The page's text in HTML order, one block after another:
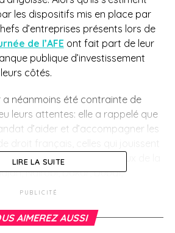
les dispositifs mis en place par
d’entreprises présents lors de
de l’AFEont fait part de leur
publique d’investissement
côtés.
a néanmoins été contrainte de
leurs attentes: elle a rappelé que
d’aider et d’accompagner les
en France. Les huit bureaux de la
Nairobi, Dakar, Dubaï,
et Mexico) ont été largement
de droit local, même
LIRE LA SUITE
PUBLICITÉ
AIMEREZ AUSSI